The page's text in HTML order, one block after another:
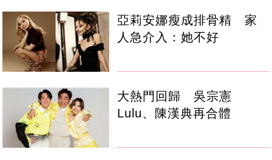
亞莉安娜瘦成排骨精 家
人急介入：她不好
大熱門回歸 吳宗憲
Lulu、陳漢典再合體